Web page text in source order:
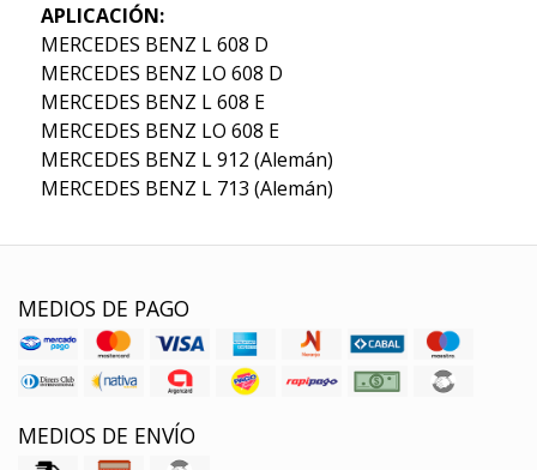
APLICACIÓN:
MERCEDES BENZ L 608 D
MERCEDES BENZ LO 608 D
MERCEDES BENZ L 608 E
MERCEDES BENZ LO 608 E
MERCEDES BENZ L 912 (Alemán)
MERCEDES BENZ L 713 (Alemán)
MEDIOS DE PAGO
MEDIOS DE ENVÍO